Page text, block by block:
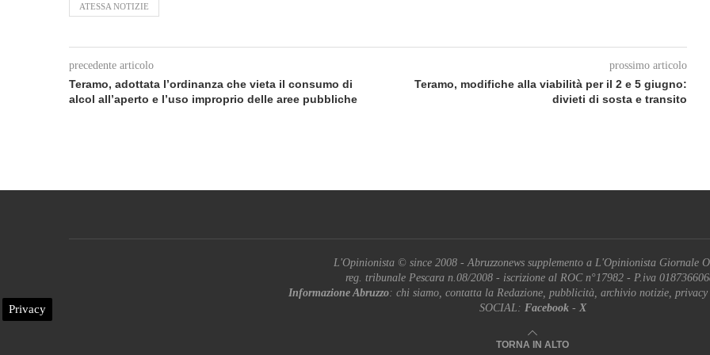
ATESSA NOTIZIE
precedente articolo
Teramo, adottata l’ordinanza che vieta il consumo di
alcol all’aperto e l’uso improprio delle aree pubbliche
prossimo articolo
Teramo, modifiche alla viabilità per il 2 e 5 giugno:
divieti di sosta e transito
L'Opinionista © since 2008 - Abruzzonews supplemento a L'Opinionista Giornale
reg. tribunale Pescara n.08/2008 - iscrizione al ROC n°17982 - P.iva
Informazione Abruzzo: chi siamo, contatta la Redazione, pubblicità, archivio notizie, privacy
SOCIAL: Facebook- X
Privacy
TORNA IN ALTO